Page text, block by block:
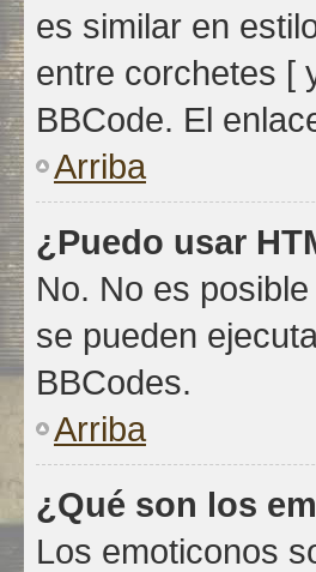
es similar en
entre corchetes [
BBCode. El
Arriba
¿Puedo usar
No. No es
se pueden
BBCodes.
Arriba
¿Qué son los
Los emoticonos